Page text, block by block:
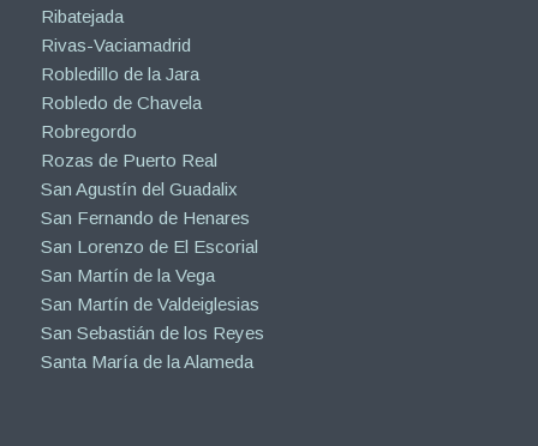
Ribatejada
Rivas-Vaciamadrid
Robledillo de la Jara
Robledo de Chavela
Robregordo
Rozas de Puerto Real
San Agustín del Guadalix
San Fernando de Henares
San Lorenzo de El Escorial
San Martín de la Vega
San Martín de Valdeiglesias
San Sebastián de los Reyes
Santa María de la Alameda